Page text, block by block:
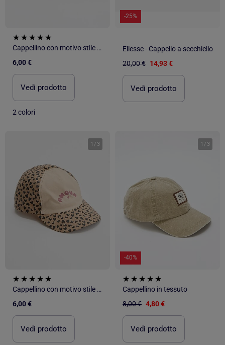
Cappellino con motivo stile baseball
6,00 €
Vedi prodotto
2 colori
-25%
Ellesse - Cappello a secchiello
20,00 € 14,93 €
Vedi prodotto
1 / 3
Cappellino con motivo stile baseball
6,00 €
Vedi prodotto
1 / 3
-40%
Cappellino in tessuto
8,00 € 4,80 €
Vedi prodotto